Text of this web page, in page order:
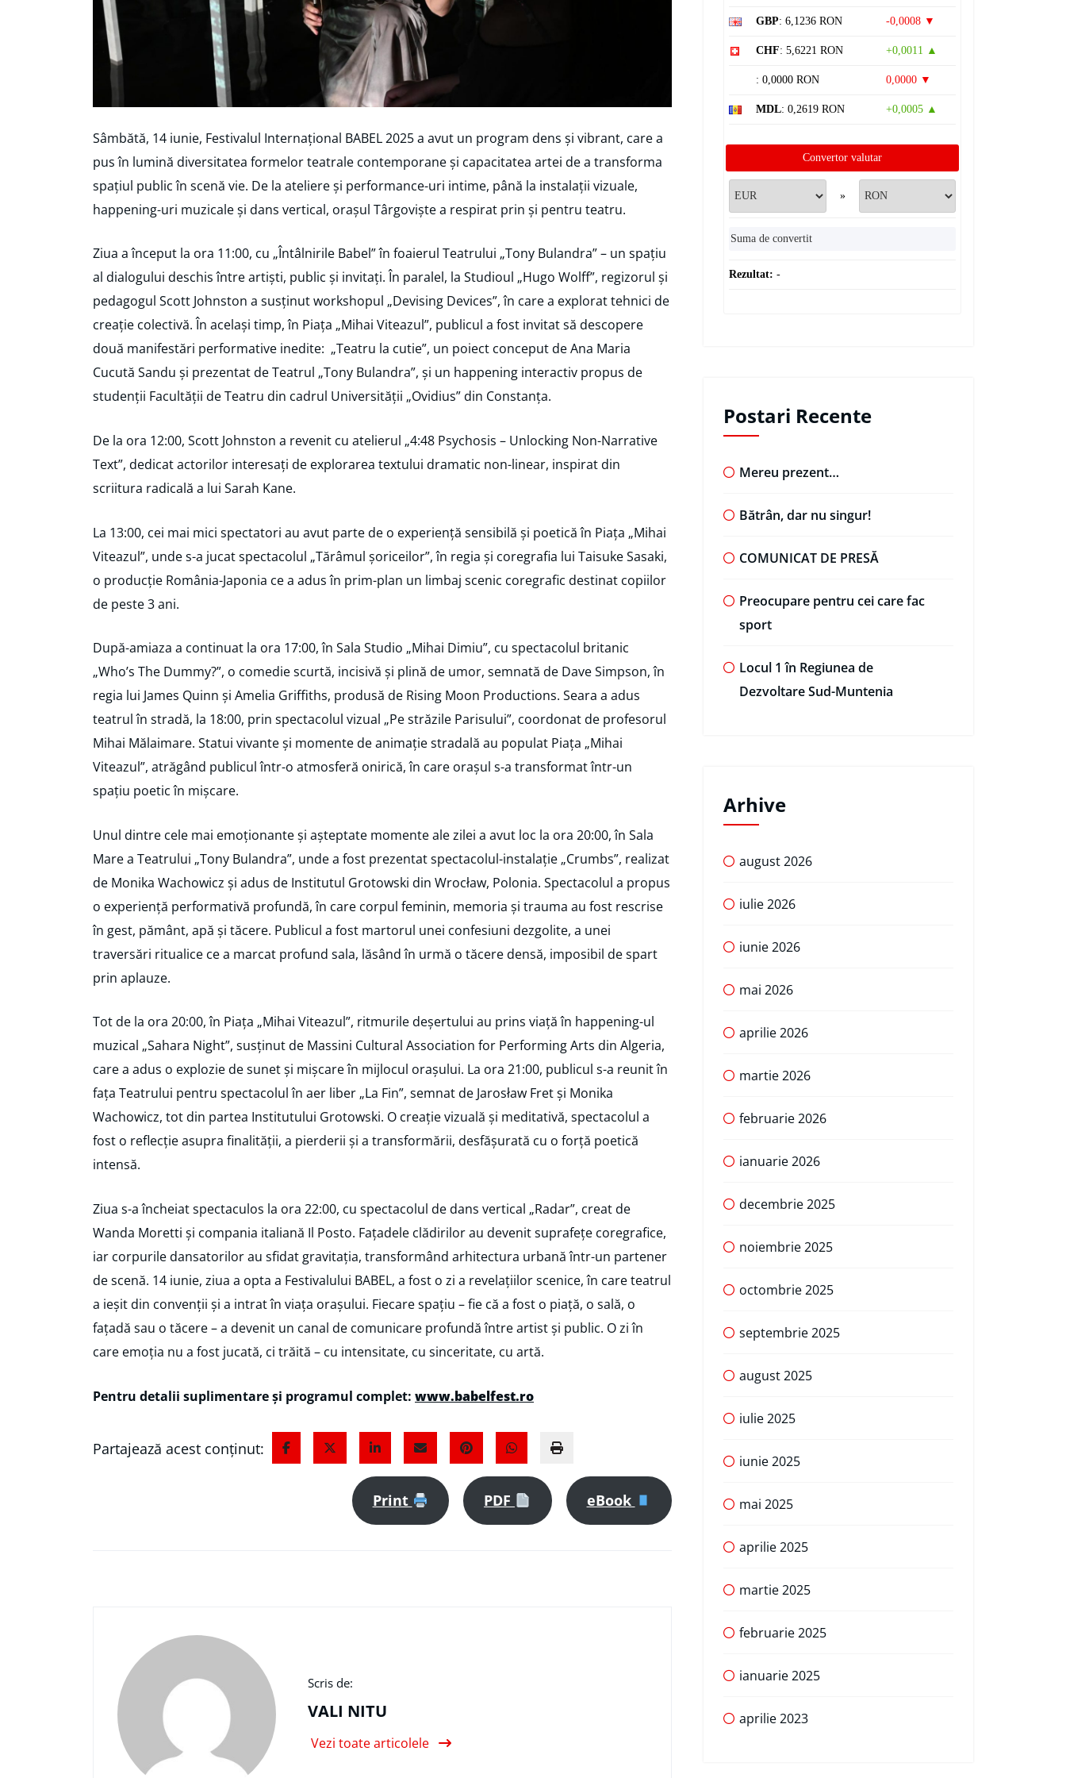
Sâmbătă, 14 iunie, Festivalul Internațional BABEL 2025 a avut un program dens și vibrant, care a
pus în lumină diversitatea formelor teatrale contemporane și capacitatea artei de a transforma
spațiul public în scenă vie. De la ateliere și performance-uri intime, până la instalații vizuale,
happening-uri muzicale și dans vertical, orașul Târgoviște a respirat prin și pentru teatru.
Ziua a început la ora 11:00, cu „Întâlnirile Babel” în foaierul Teatrului „Tony Bulandra” – un spațiu
al dialogului deschis între artiști, public și invitați. În paralel, la Studioul „Hugo Wolff”, regizorul și
pedagogul Scott Johnston a susținut workshopul „Devising Devices”, în care a explorat tehnici de
creație colectivă. În același timp, în Piața „Mihai Viteazul”, publicul a fost invitat să descopere
două manifestări performative inedite: „Teatru la cutie”, un poiect conceput de Ana Maria
Cucută Sandu și prezentat de Teatrul „Tony Bulandra”, și un happening interactiv propus de
studenții Facultății de Teatru din cadrul Universității „Ovidius” din Constanța.
De la ora 12:00, Scott Johnston a revenit cu atelierul „4:48 Psychosis – Unlocking Non-Narrative
Text”, dedicat actorilor interesați de explorarea textului dramatic non-linear, inspirat din
scriitura radicală a lui Sarah Kane.
La 13:00, cei mai mici spectatori au avut parte de o experiență sensibilă și poetică în Piața „Mihai
Viteazul”, unde s-a jucat spectacolul „Tărâmul șoriceilor”, în regia și coregrafia lui Taisuke Sasaki,
o producție România-Japonia ce a adus în prim-plan un limbaj scenic coregrafic destinat copiilor
de peste 3 ani.
După-amiaza a continuat la ora 17:00, în Sala Studio „Mihai Dimiu”, cu spectacolul britanic
„Who’s The Dummy?”, o comedie scurtă, incisivă și plină de umor, semnată de Dave Simpson, în
regia lui James Quinn și Amelia Griffiths, produsă de Rising Moon Productions. Seara a adus
teatrul în stradă, la 18:00, prin spectacolul vizual „Pe străzile Parisului”, coordonat de profesorul
Mihai Mălaimare. Statui vivante și momente de animație stradală au populat Piața „Mihai
Viteazul”, atrăgând publicul într-o atmosferă onirică, în care orașul s-a transformat într-un
spațiu poetic în mișcare.
Unul dintre cele mai emoționante și așteptate momente ale zilei a avut loc la ora 20:00, în Sala
Mare a Teatrului „Tony Bulandra”, unde a fost prezentat spectacolul-instalație „Crumbs”, realizat
de Monika Wachowicz și adus de Institutul Grotowski din Wrocław, Polonia. Spectacolul a propus
o experiență performativă profundă, în care corpul feminin, memoria și trauma au fost rescrise
în gest, pământ, apă și tăcere. Publicul a fost martorul unei confesiuni dezgolite, a unei
traversări ritualice ce a marcat profund sala, lăsând în urmă o tăcere densă, imposibil de spart
prin aplauze.
Tot de la ora 20:00, în Piața „Mihai Viteazul”, ritmurile deșertului au prins viață în happening-ul
muzical „Sahara Night”, susținut de Massini Cultural Association for Performing Arts din Algeria,
care a adus o explozie de sunet și mișcare în mijlocul orașului. La ora 21:00, publicul s-a reunit în
fața Teatrului pentru spectacolul în aer liber „La Fin”, semnat de Jarosław Fret și Monika
Wachowicz, tot din partea Institutului Grotowski. O creație vizuală și meditativă, spectacolul a
fost o reflecție asupra finalității, a pierderii și a transformării, desfășurată cu o forță poetică
intensă.
Ziua s-a încheiat spectaculos la ora 22:00, cu spectacolul de dans vertical „Radar”, creat de
Wanda Moretti și compania italiană Il Posto. Fațadele clădirilor au devenit suprafețe coregrafice,
iar corpurile dansatorilor au sfidat gravitația, transformând arhitectura urbană într-un partener
de scenă. 14 iunie, ziua a opta a Festivalului BABEL, a fost o zi a revelațiilor scenice, în care teatrul
a ieșit din convenții și a intrat în viața orașului. Fiecare spațiu – fie că a fost o piață, o sală, o
fațadă sau o tăcere – a devenit un canal de comunicare profundă între artist și public. O zi în
care emoția nu a fost jucată, ci trăită – cu intensitate, cu sinceritate, cu artă.
Pentru detalii suplimentare și programul complet: www.babelfest.ro
Partajează acest conținut:
Print PDF eBook
Scris de:
VALI NITU
Vezi toate articolele
GBP: 6,1236 RON -0,0008 ▼
CHF: 5,6221 RON +0,0011 ▲
: 0,0000 RON 0,0000 ▼
MDL: 0,2619 RON +0,0005 ▲
Convertor valutar
»
Rezultat: -
Postari Recente
Mereu prezent…
Bătrân, dar nu singur!
COMUNICAT DE PRESĂ
Preocupare pentru cei care fac
sport
Locul 1 în Regiunea de
Dezvoltare Sud-Muntenia
Arhive
august 2026
iulie 2026
iunie 2026
mai 2026
aprilie 2026
martie 2026
februarie 2026
ianuarie 2026
decembrie 2025
noiembrie 2025
octombrie 2025
septembrie 2025
august 2025
iulie 2025
iunie 2025
mai 2025
aprilie 2025
martie 2025
februarie 2025
ianuarie 2025
aprilie 2023